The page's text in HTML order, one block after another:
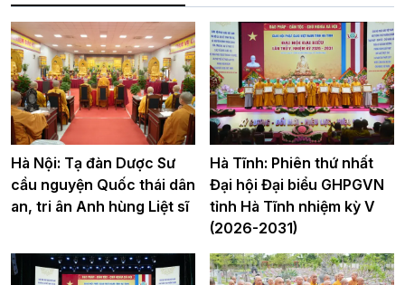
Hà Nội: Tạ đàn Dược Sư
cầu nguyện Quốc thái dân
an, tri ân Anh hùng Liệt sĩ
Hà Tĩnh: Phiên thứ nhất
Đại hội Đại biểu GHPGVN
tỉnh Hà Tĩnh nhiệm kỳ V
(2026-2031)